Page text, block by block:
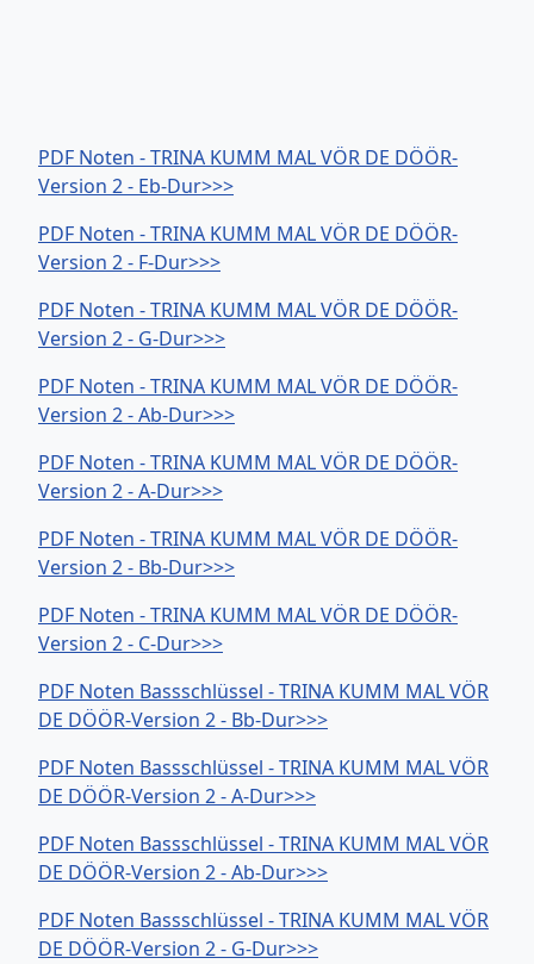
PDF Noten - TRINA KUMM MAL VÖR DE DÖÖR-
Version 2 - Eb-Dur>>>
PDF Noten - TRINA KUMM MAL VÖR DE DÖÖR-
Version 2 - F-Dur>>>
PDF Noten - TRINA KUMM MAL VÖR DE DÖÖR-
Version 2 - G-Dur>>>
PDF Noten - TRINA KUMM MAL VÖR DE DÖÖR-
Version 2 - Ab-Dur>>>
PDF Noten - TRINA KUMM MAL VÖR DE DÖÖR-
Version 2 - A-Dur>>>
PDF Noten - TRINA KUMM MAL VÖR DE DÖÖR-
Version 2 - Bb-Dur>>>
PDF Noten - TRINA KUMM MAL VÖR DE DÖÖR-
Version 2 - C-Dur>>>
PDF Noten Bassschlüssel - TRINA KUMM MAL VÖR
DE DÖÖR-Version 2 - Bb-Dur>>>
PDF Noten Bassschlüssel - TRINA KUMM MAL VÖR
DE DÖÖR-Version 2 - A-Dur>>>
PDF Noten Bassschlüssel - TRINA KUMM MAL VÖR
DE DÖÖR-Version 2 - Ab-Dur>>>
PDF Noten Bassschlüssel - TRINA KUMM MAL VÖR
DE DÖÖR-Version 2 - G-Dur>>>